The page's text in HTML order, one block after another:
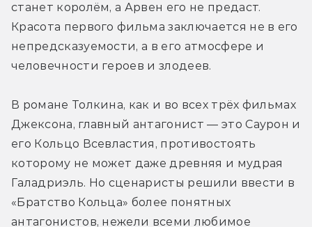
станет королём, а Арвен его не предаст.
Красота первого фильма заключается не в его
непредсказуемости, а в его атмосфере и
человечности героев и злодеев.
В романе Толкина, как и во всех трёх фильмах
Джексона, главный антагонист — это Саурон и
его Кольцо Всевластия, противостоять
которому не может даже древняя и мудрая
Галадриэль. Но сценаристы решили ввести в
«Братство Кольца» более понятных
антагонистов, нежели всеми любимое